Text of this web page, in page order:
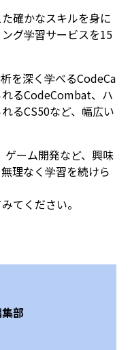
確かなスキルを身に
グ学習サービスを15
を深く学べるCodeCa
るCodeCombat、ハ
るCS50など、幅広い
ーム開発など、興味
理なく学習を続けら
てください。
部